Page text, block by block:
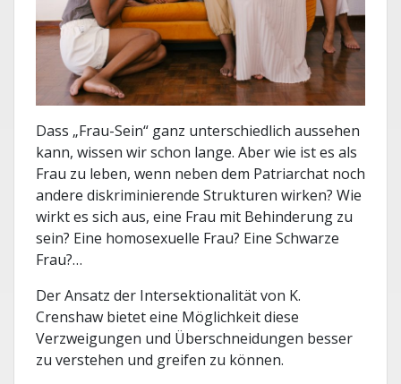
Dass „Frau-Sein“ ganz unterschiedlich aussehen
kann, wissen wir schon lange. Aber wie ist es als
Frau zu leben, wenn neben dem Patriarchat noch
andere diskriminierende Strukturen wirken? Wie
wirkt es sich aus, eine Frau mit Behinderung zu
sein? Eine homosexuelle Frau? Eine Schwarze
Frau?…
Der Ansatz der Intersektionalität von K.
Crenshaw bietet eine Möglichkeit diese
Verzweigungen und Überschneidungen besser
zu verstehen und greifen zu können.